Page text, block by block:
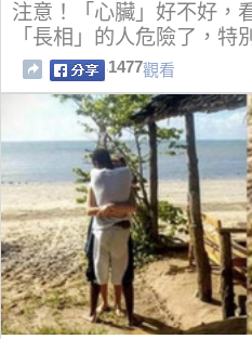
注意！「心臟」好不好，
「長相」的人危險了，特
1477觀看